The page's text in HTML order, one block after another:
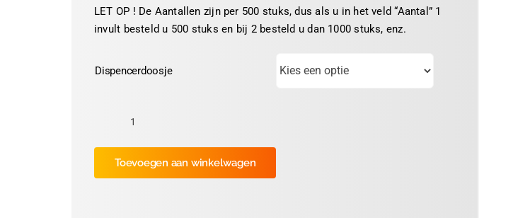
LET OP ! De Aantallen zijn per 500 stuks, dus als u in het veld “Aantal” 1
invult besteld u 500 stuks en bij 2 besteld u dan 1000 stuks, enz.
Dispencerdoosje
Keuringssticker
Ø30mm
"NEN2484"
(Geel)
Toevoegen aan winkelwagen